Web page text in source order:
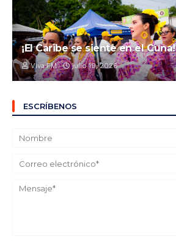
¡El Caribe se siente en el Cuna!
Viva FM julio 19, 2026
ESCRÍBENOS